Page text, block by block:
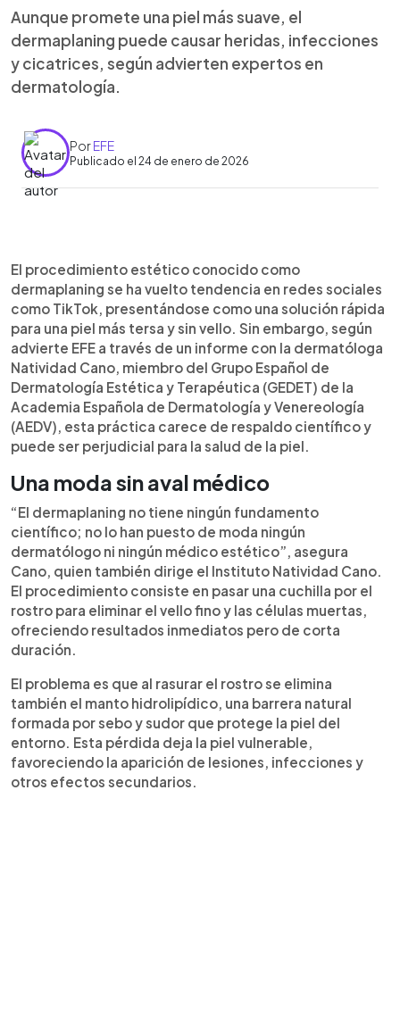
Aunque promete una piel más suave, el
dermaplaning puede causar heridas, infecciones
y cicatrices, según advierten expertos en
dermatología.
PorEFE
Publicado el 24 de enero de 2026
Escuchar artículo
El dermaplaning, popularizado en redes como
TikTok, consiste en rasurar el rostro para eliminar
vello y células muertas. Aunque promete una piel
más suave, la dermatóloga Natividad Cano, citada
por EFE, advierte que esta técnica carece de
respaldo científico y puede dañar la piel. Al
eliminar el manto hidrolipídico natural, se
incrementa el riesgo de heridas, cicatrices,
infecciones e hiperpigmentación. Cano
desmiente que el vello crezca más tras afeitarse y
recomienda evitar esta práctica, incluso en manos
expertas. En su lugar, sugiere optar por
exfoliaciones físicas o químicas aprobadas
dermatológicamente y siempre consultar con
profesionales de la salud.
El procedimiento estético conocido como
dermaplaning se ha vuelto tendencia en redes sociales
como TikTok, presentándose como una solución rápida
para una piel más tersa y sin vello. Sin embargo, según
advierte EFE a través de un informe con la dermatóloga
Natividad Cano, miembro del Grupo Español de
Dermatología Estética y Terapéutica (GEDET) de la
Academia Española de Dermatología y Venereología
(AEDV), esta práctica carece de respaldo científico y
puede ser perjudicial para la salud de la piel.
Una moda sin aval médico
“El dermaplaning no tiene ningún fundamento
científico; no lo han puesto de moda ningún
dermatólogo ni ningún médico estético”, asegura
Cano, quien también dirige el Instituto Natividad Cano.
El procedimiento consiste en pasar una cuchilla por el
rostro para eliminar el vello fino y las células muertas,
ofreciendo resultados inmediatos pero de corta
duración.
El problema es que al rasurar el rostro se elimina
también el manto hidrolipídico, una barrera natural
formada por sebo y sudor que protege la piel del
entorno. Esta pérdida deja la piel vulnerable,
favoreciendo la aparición de lesiones, infecciones y
otros efectos secundarios.